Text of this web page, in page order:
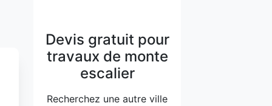
Devis gratuit pour
travaux de monte
escalier
Recherchez une autre ville